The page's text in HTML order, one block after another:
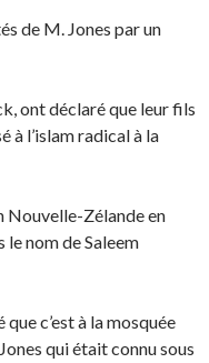
de M. Jones par un
ont déclaré que leur fils
à l’islam radical à la
Nouvelle-Zélande en
le nom de Saleem
c’est à la mosquée
qui était connu sous